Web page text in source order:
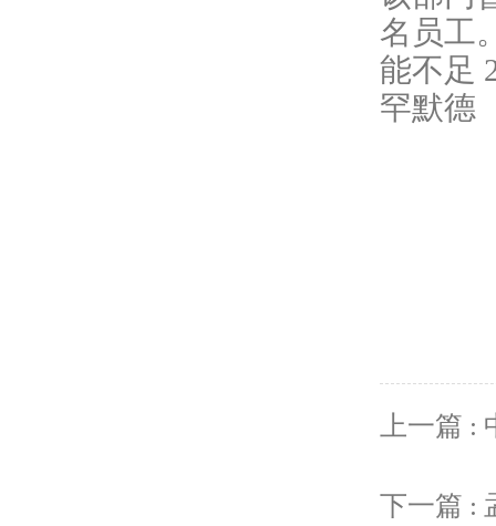
名员工
能不足
罕默德
上一篇
下一篇 :